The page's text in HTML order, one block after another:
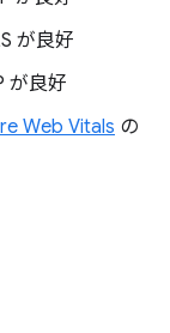
が良好
が良好
Web Vitals の